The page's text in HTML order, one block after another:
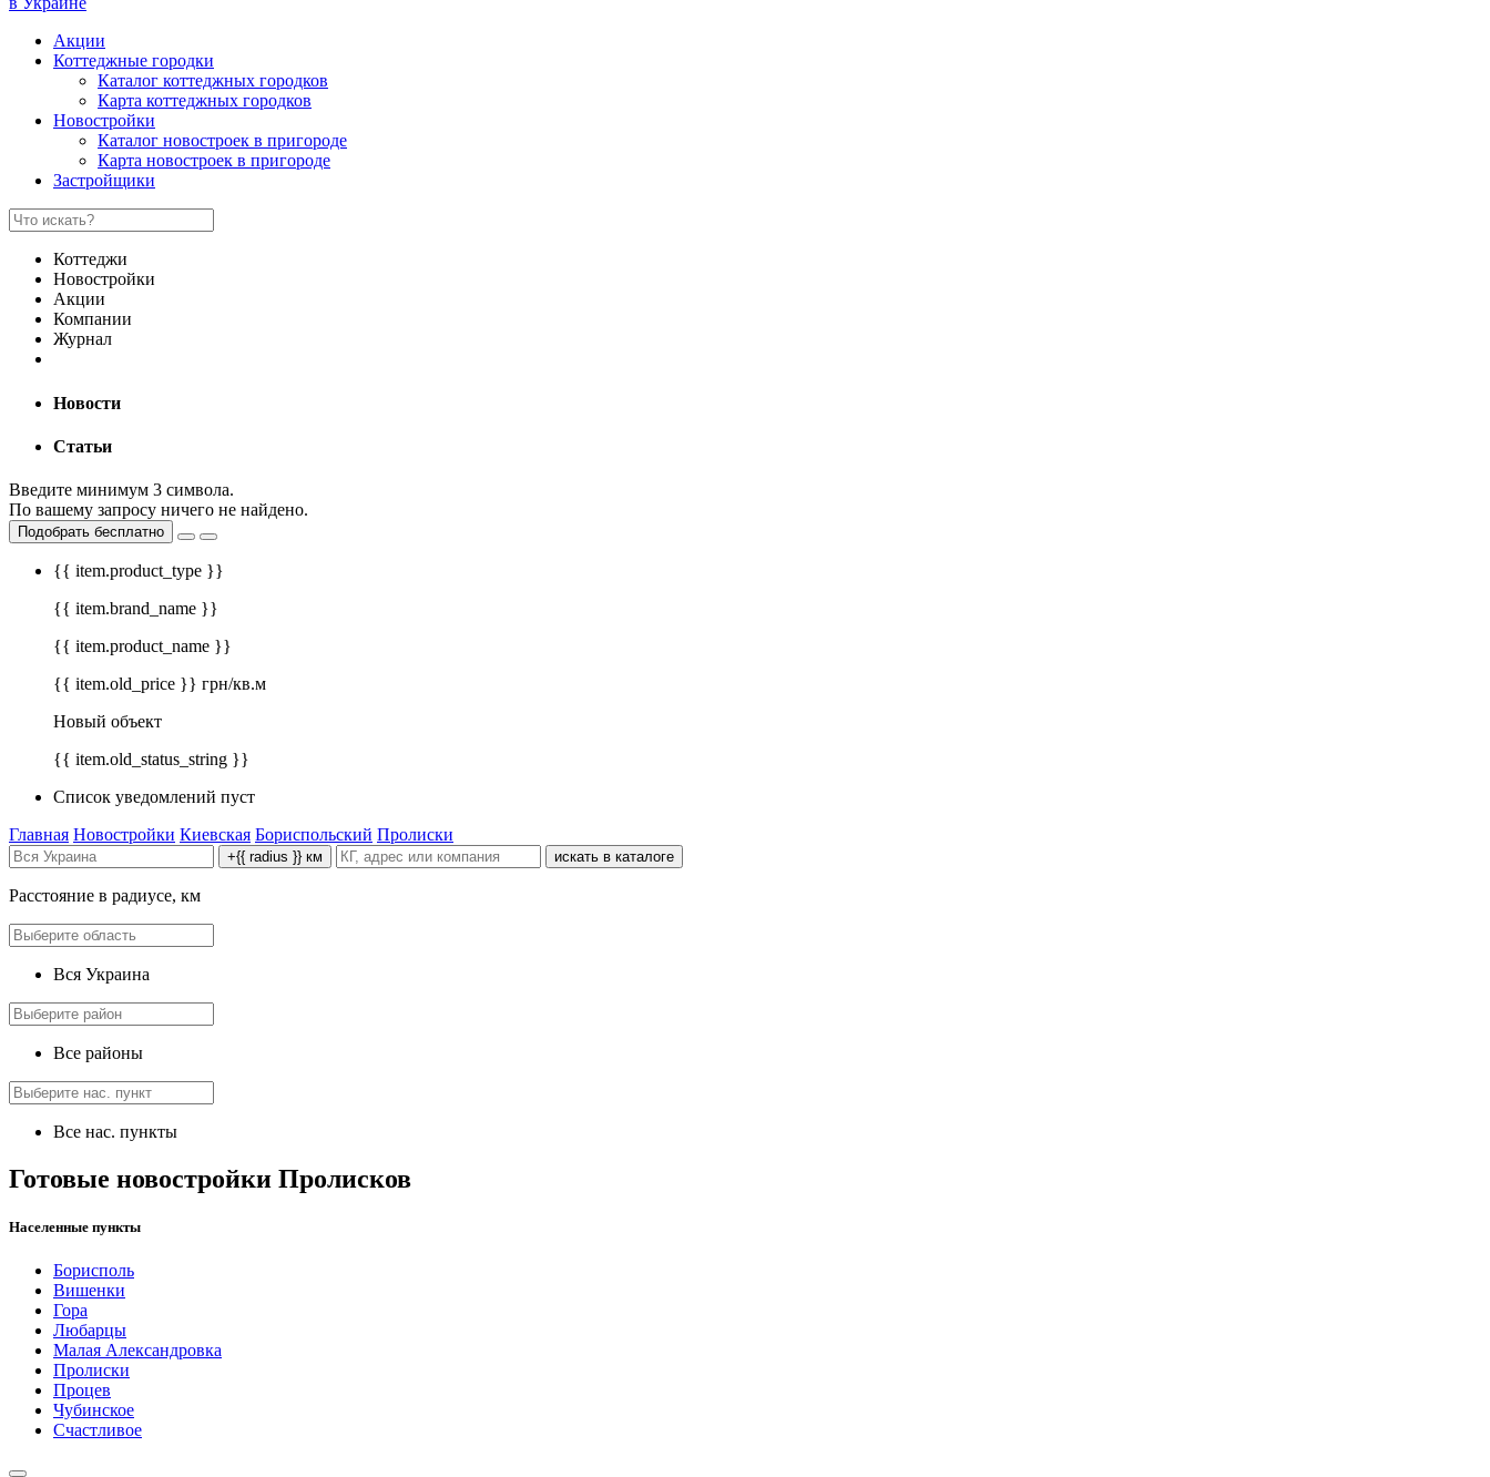
Акции
Коттеджные городки
Каталог коттеджных городков
Карта коттеджных городков
Новостройки
Каталог новостроек в пригороде
Карта новостроек в пригороде
Застройщики
Коттеджи
Новостройки
Акции
Компании
Журнал
Новости
Статьи
Введите минимум 3 символа.
По вашему запросу ничего не найдено.
Подобрать бесплатно
{{ item.product_type }}
{{ item.brand_name }}
{{ item.product_name }}
{{ item.old_price }} грн/кв.м
Новый объект
{{ item.old_status_string }}
Список уведомлений пуст
Главная Новостройки Киевская Бориспольский Пролиски
+{{ radius }} км искать в каталоге
Расстояние в радиусе, км
Вся Украина
Все районы
Все нас. пункты
Готовые новостройки Пролисков
Населенные пункты
Борисполь
Вишенки
Гора
Любарцы
Малая Александровка
Пролиски
Процев
Чубинское
Счастливое